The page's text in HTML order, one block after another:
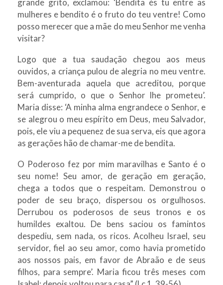
grande grito, exclamou: ‘Bendita és tu entre as
mulheres e bendito é o fruto do teu ventre! Como
posso merecer que a mãe do meu Senhor me venha
visitar?
Logo que a tua saudação chegou aos meus
ouvidos, a criança pulou de alegria no meu ventre.
Bem-aventurada aquela que acreditou, porque
será cumprido, o que o Senhor lhe prometeu’.
Maria disse: ‘A minha alma engrandece o Senhor, e
se alegrou o meu espírito em Deus, meu Salvador,
pois, ele viu a pequenez de sua serva, eis que agora
as gerações hão de chamar-me de bendita.
O Poderoso fez por mim maravilhas e Santo é o
seu nome! Seu amor, de geração em geração,
chega a todos que o respeitam. Demonstrou o
poder de seu braço, dispersou os orgulhosos.
Derrubou os poderosos de seus tronos e os
humildes exaltou. De bens saciou os famintos
despediu, sem nada, os ricos. Acolheu Israel, seu
servidor, fiel ao seu amor, como havia prometido
aos nossos pais, em favor de Abraão e de seus
filhos, para sempre’. Maria ficou três meses com